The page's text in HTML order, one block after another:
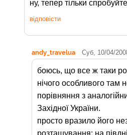
ну, тепер тільки
відповісти
andy_travelua Суб, 10/04/
боюсь, що все ж таки
нічого особливого там
порівняння з
Західної України.
просто вразило його